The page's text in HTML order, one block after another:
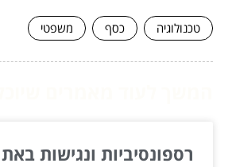
טכנולוגיה כסף משפטי
רספונסיביות ונגישות